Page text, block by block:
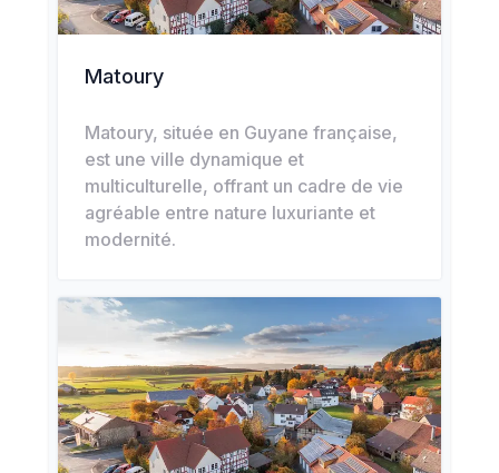
Matoury
Matoury, située en Guyane française,
est une ville dynamique et
multiculturelle, offrant un cadre de vie
agréable entre nature luxuriante et
modernité.